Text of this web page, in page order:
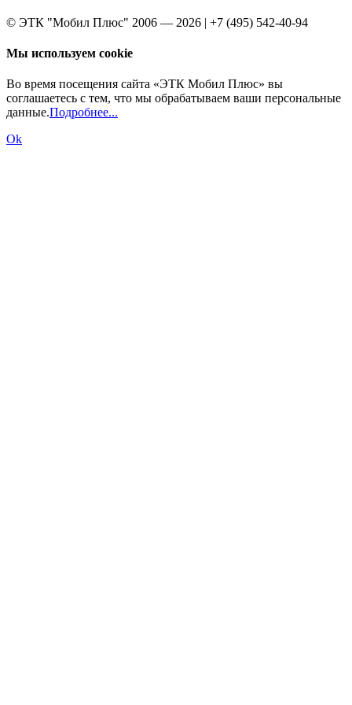
© ЭТК "Мобил Плюс" 2006 — 2026 | +7 (495) 542-40-94
Мы используем cookie
Во время посещения сайта «ЭТК Мобил Плюс» вы
соглашаетесь с тем, что мы обрабатываем ваши персональные
данные.Подробнее...
Ok